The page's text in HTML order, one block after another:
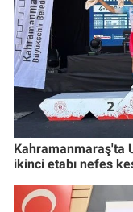
Kahramanmaraş'ta
ikinci etabı nefes